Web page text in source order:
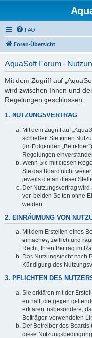
FAQ
Foren-Übersicht
AquaSoft Forum -
Mit dem Zugriff auf
wird zwischen Ihnen und
Regelungen geschlossen:
1. NUTZUNGSVERTRAG
Mit dem Zugriff auf
schließen Sie einen
(im Folgenden
Regelungen
Wenn Sie mit diesen
Sie das Board nicht
jeweils die an dieser
Der Nutzungsvertrag
von beiden Seiten ohne
werden.
2. EINRÄUMUNG VON
Mit dem Erstellen eines
einfaches, zeitlich und
Recht, Ihren Beitrag im
Das Nutzungsrecht nach
Kündigung des
3. PFLICHTEN DES
Sie erklären mit der
enthält, die gegen
erklären insbesondere,
Beiträgen verwendeten
Der Betreiber des Boards
diese